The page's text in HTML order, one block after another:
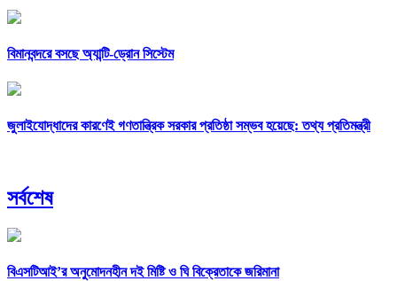
বিমানবন্দরে বসছে অ্যান্টি-ড্রোন সিস্টেম
জুলাইযোদ্ধাদের কারণেই গণতান্ত্রিক সরকার প্রতিষ্ঠা সম্ভব হয়েছে: তথ্য প্রতিমন্ত্রী
সর্বশেষ
বিএসটিআই’র অনুমোদনহীন দই মিষ্টি ও ঘি বিক্রেতাকে জরিমানা